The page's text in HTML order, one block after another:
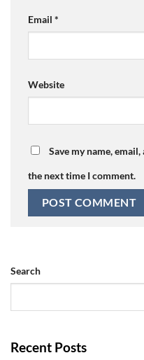
Email *
Website
Save my name,
the next time I comment.
Search
Recent Posts